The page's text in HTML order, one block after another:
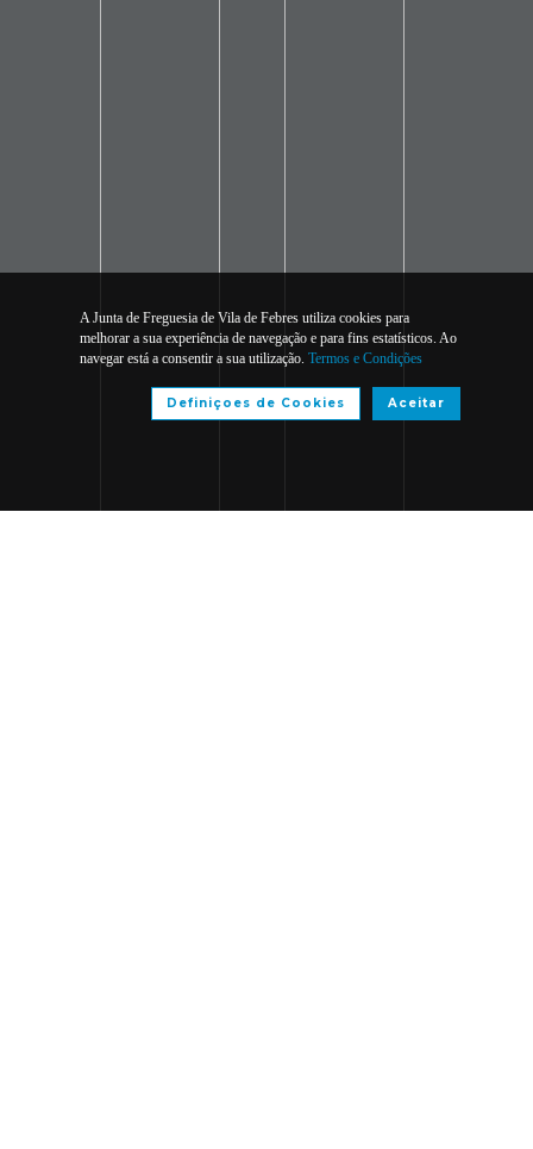
A Junta de Freguesia de Vila de Febres utiliza cookies para
melhorar a sua experiência de navegação e para fins estatísticos. Ao
navegar está a consentir a sua utilização. Termos e Condições
Aceitar
Definiçoes de Cookies